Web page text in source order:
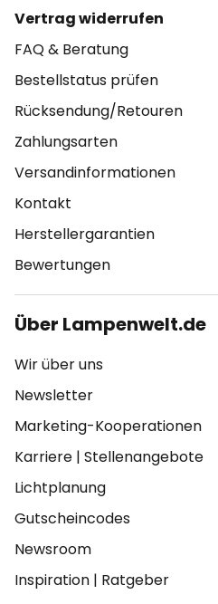
Vertrag widerrufen
FAQ & Beratung
Bestellstatus prüfen
Rücksendung/Retouren
Zahlungsarten
Versandinformationen
Kontakt
Herstellergarantien
Bewertungen
Über Lampenwelt.de
Wir über uns
Newsletter
Marketing-Kooperationen
Karriere | Stellenangebote
Lichtplanung
Gutscheincodes
Newsroom
Inspiration | Ratgeber